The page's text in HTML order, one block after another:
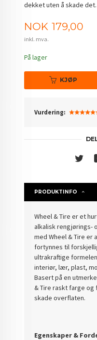
dekket uten å skade
Pris
NOK 179,00
inkl. mva.
På lager
KJØP
Vurdering:
PRODUKTINFO
Wheel & Tire er et
alkalisk rengjørings-
med Wheel & Tire er
fortynnes til
ultrakraftige
interiør, lær, plast,
Basert på en
& Tire raskt farge og
skade overflaten.
Egenskaper &